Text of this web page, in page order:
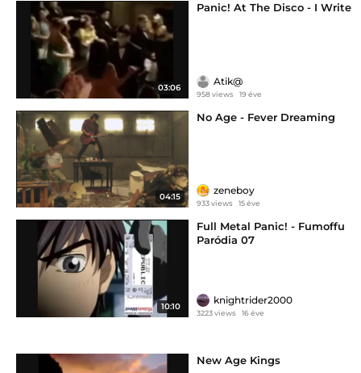
03:06
Panic! At The Disco - I Write
Atik@
958 views 19 éve
04:15
No Age - Fever Dreaming
zeneboy
933 views 15 éve
10:10
Full Metal Panic! - Fumoffu
Paródia 07
knightrider2000
3223 views 16 éve
New Age Kings